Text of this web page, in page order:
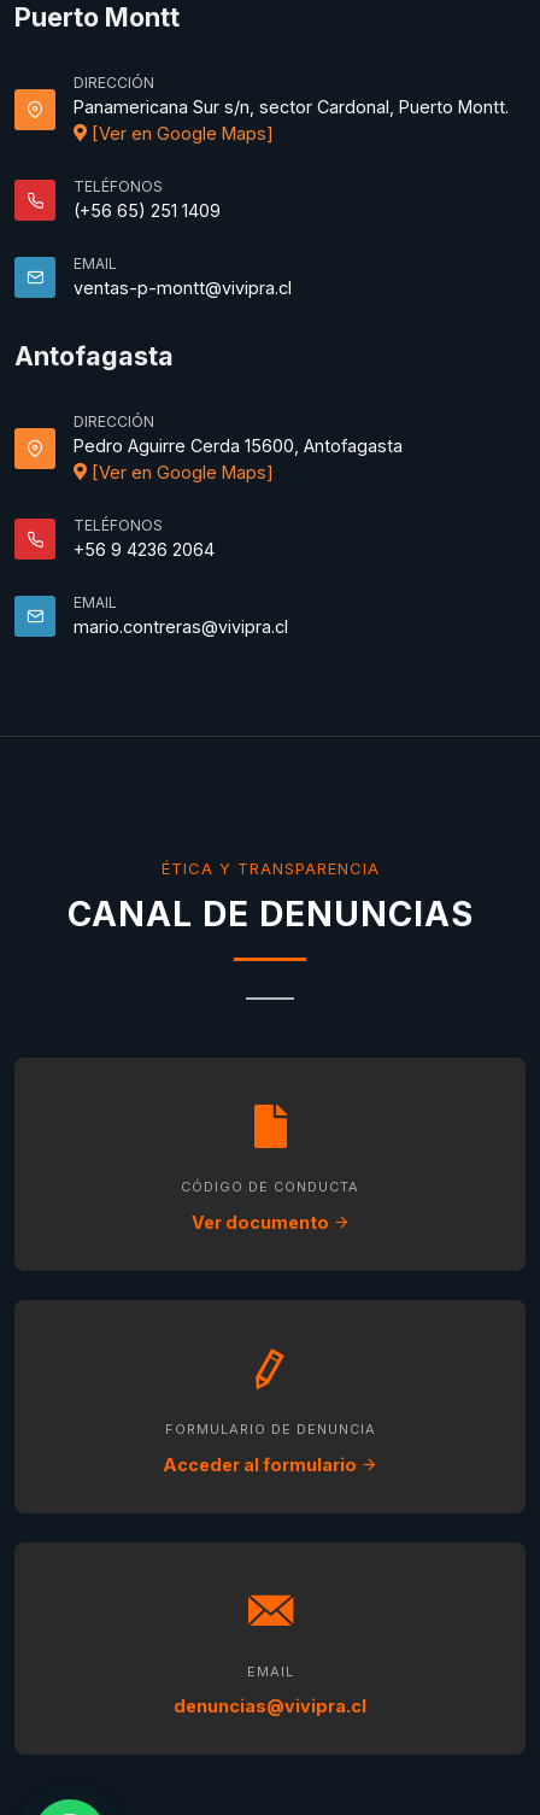
Puerto Montt
DIRECCIÓN
Panamericana Sur s/n, sector Cardonal, Puerto Montt.
[Ver en Google Maps]
TELÉFONOS
(+56 65) 251 1409
EMAIL
ventas-p-montt@vivipra.cl
Antofagasta
DIRECCIÓN
Pedro Aguirre Cerda 15600, Antofagasta
[Ver en Google Maps]
TELÉFONOS
+56 9 4236 2064
EMAIL
mario.contreras@vivipra.cl
ÉTICA Y TRANSPARENCIA
CANAL DE DENUNCIAS
CÓDIGO DE CONDUCTA
Ver documento
FORMULARIO DE DENUNCIA
Acceder al formulario
EMAIL
denuncias@vivipra.cl